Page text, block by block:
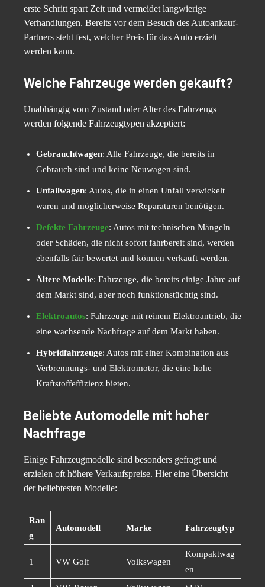
erste Schritt spart Zeit und vermeidet langwierige
Verhandlungen. Bereits vor dem Besuch des Autoankauf-
Partners steht fest, welcher Preis für das Auto erzielt
werden kann.
Welche Fahrzeuge werden gekauft?
Unabhängig vom Zustand oder Alter des Fahrzeugs
werden folgende Fahrzeugtypen akzeptiert:
Gebrauchtwagen: Alle Fahrzeuge, die bereits in
Gebrauch sind und keine Neuwagen sind.
Unfallwagen: Autos, die in einen Unfall verwickelt
waren und möglicherweise Reparaturen benötigen.
Defekte Fahrzeuge: Autos mit technischen Mängeln
oder Schäden, die nicht sofort fahrbereit sind, werden
ebenfalls fair bewertet und können verkauft werden.
Ältere Modelle: Fahrzeuge, die bereits einige Jahre auf
dem Markt sind, aber noch funktionstüchtig sind.
Elektroautos: Fahrzeuge mit reinem Elektroantrieb, die
eine wachsende Nachfrage auf dem Markt haben.
Hybridfahrzeuge: Autos mit einer Kombination aus
Verbrennungs- und Elektromotor, die eine hohe
Kraftstoffeffizienz bieten.
Beliebte Automodelle mit hoher
Nachfrage
Einige Fahrzeugmodelle sind besonders gefragt und
erzielen oft höhere Verkaufspreise. Hier eine Übersicht
der beliebtesten Modelle:
Ran
g
Automodell Marke Fahrzeugtyp
1 VW Golf Volkswagen
Kompaktwag
en